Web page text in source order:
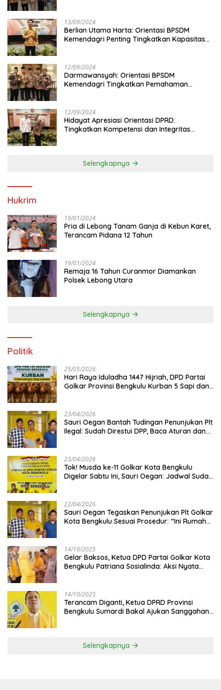
13/09/2024
Berlian Utama Harta: Orientasi BPSDM
Kemendagri Penting Tingkatkan Kapasitas
12/09/2024
Darmawansyah: Orientasi BPSDM
Kemendagri Tingkatkan Pemahaman
12/09/2024
Hidayat Apresiasi Orientasi DPRD:
Tingkatkan Kompetensi dan Integritas
Selengkapnya
Hukrim
19/01/2024
Pria di Lebong Tanam Ganja di Kebun Karet,
Terancam Pidana 12 Tahun
19/01/2024
Remaja 16 Tahun Curanmor Diamankan
Polsek Lebong Utara
Selengkapnya
Politik
25/05/2026
Hari Raya Iduladha 1447 Hijriah, DPD Partai
Golkar Provinsi Bengkulu Kurban 5 Sapi dan 1
23/04/2026
Sauri Oegan Bantah Tudingan Penunjukan Plt
Ilegal: Sudah Direstui DPP, Baca Aturan dan
23/04/2026
‎Tok! Musda ke-11 Golkar Kota Bengkulu
Digelar Sabtu Ini, Sauri Oegan: Jadwal Sudah
22/04/2026
Sauri Oegan Tegaskan Penunjukan Plt Golkar
Kota Bengkulu Sesuai Prosedur: “Ini Rumah
14/10/2025
‎Gelar Baksos, Ketua DPD Partai Golkar Kota
Bengkulu Patriana Sosialinda: Aksi Nyata
14/10/2025
Terancam Diganti, Ketua DPRD Provinsi
Bengkulu Sumardi Bakal Ajukan Sanggahan
Selengkapnya